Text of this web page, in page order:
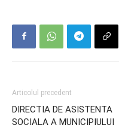
Articolul precedent
DIRECTIA DE ASISTENTA
SOCIALA A MUNICIPIULUI